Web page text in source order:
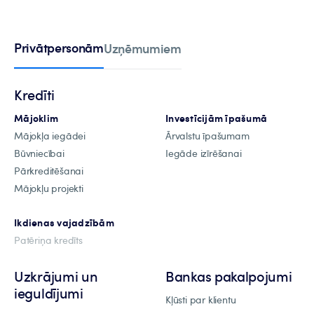
PrivātpersonāmUzņēmumiem
Kredīti
Mājoklim
Mājokļa iegādei
Būvniecībai
Pārkreditēšanai
Mājokļu projekti
Investīcijām īpašumā
Ārvalstu īpašumam
Iegāde izīrēšanai
Ikdienas vajadzībām
Patēriņa kredīts
Uzkrājumi un
ieguldījumi
Bankas pakalpojumi
Kļūsti par klientu